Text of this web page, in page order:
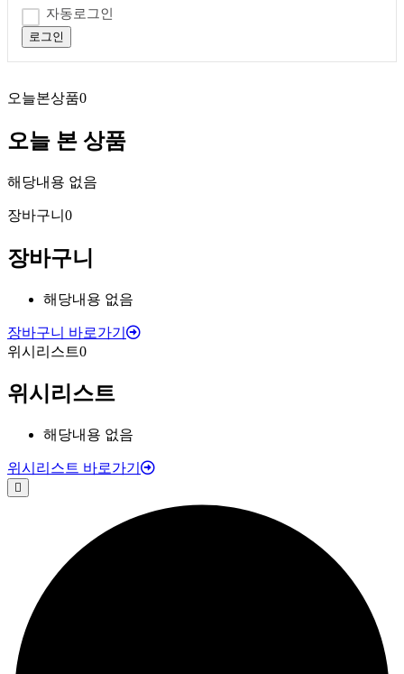
자동로그인
로그인
오늘본상품0
오늘 본 상품
해당내용 없음
장바구니 0
장바구니
해당내용 없음
장바구니 바로가기
위시리스트0
위시리스트
해당내용 없음
위시리스트 바로가기